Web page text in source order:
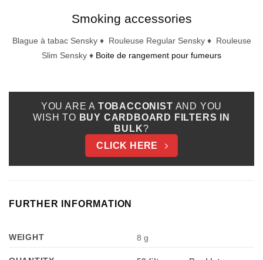
Smoking accessories
Blague à tabac Sensky ♦ Rouleuse Regular Sensky ♦ Rouleuse
Slim Sensky ♦ Boite de rangement pour fumeurs
YOU ARE A TOBACCONIST AND YOU
WISH TO BUY CARDBOARD FILTERS IN
BULK?
CLICK HERE
FURTHER INFORMATION
WEIGHT 8 g
Appliquer les filtres